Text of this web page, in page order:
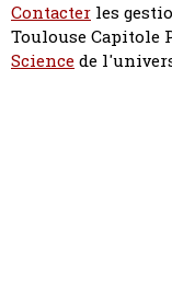
Contacter les
Toulouse
Sciencede